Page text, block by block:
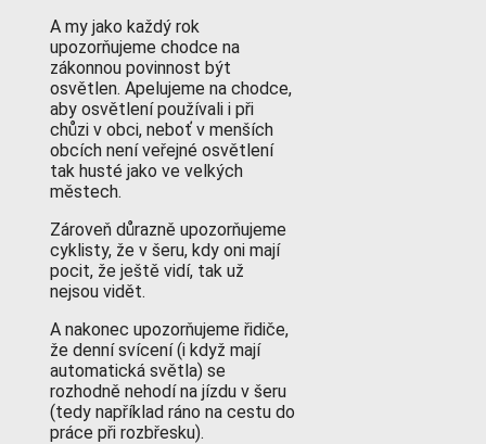
A my jako každý rok
upozorňujeme chodce na
zákonnou povinnost být
osvětlen. Apelujeme na chodce,
aby osvětlení používali i při
chůzi v obci, neboť v menších
obcích není veřejné osvětlení
tak husté jako ve velkých
městech.
Zároveň důrazně upozorňujeme
cyklisty, že v šeru, kdy oni mají
pocit, že ještě vidí, tak už
nejsou vidět.
A nakonec upozorňujeme řidiče,
že denní svícení (i když mají
automatická světla) se
rozhodně nehodí na jízdu v šeru
(tedy například ráno na cestu do
práce při rozbřesku).